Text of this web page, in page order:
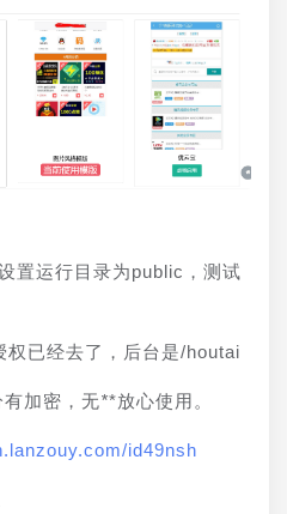
置运行目录为public，测试
已经去了，后台是/houtai
加密，无**放心使用。
id49nsh